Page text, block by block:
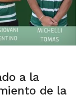
a la
de la